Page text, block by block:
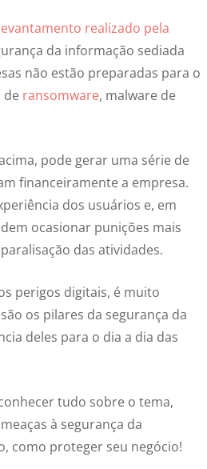
realizado pela
da informação sediada
não estão preparadas para o
de ransomware, malware de
pode gerar uma série de
financeiramente a empresa.
dos usuários e, em
ocasionar punições mais
das atividades.
perigos digitais, é muito
os pilares da segurança da
deles para o dia a dia das
tudo sobre o tema,
à segurança da
como proteger seu negócio!